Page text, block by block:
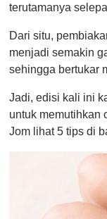
i
u
e
,
terutamanya
Dari situ,
menjadi semakin
sehingga bertukar
Jadi, edisi kali ini
untuk memutihkan
Jom lihat 5 tips di